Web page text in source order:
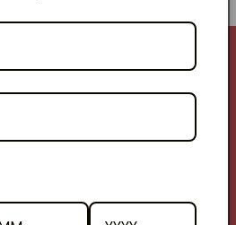
universidad de Chile)